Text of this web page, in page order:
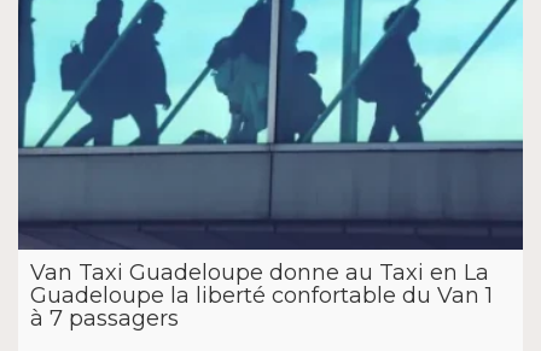
Van Taxi Guadeloupe donne au Taxi en La
Guadeloupe la liberté confortable du Van 1
à 7 passagers